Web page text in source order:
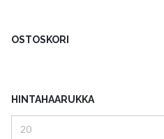
OSTOSKORI
HINTAHAARUKKA